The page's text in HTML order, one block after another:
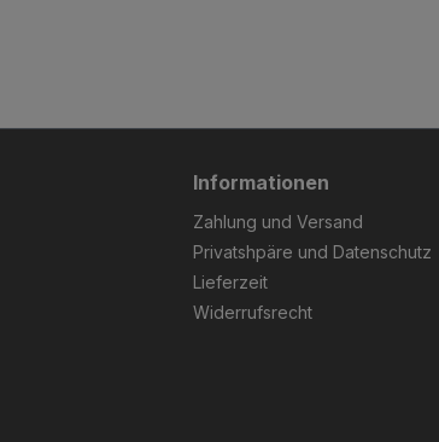
Informationen
Zahlung und Versand
Privatshpäre und Datenschutz
Lieferzeit
Widerrufsrecht